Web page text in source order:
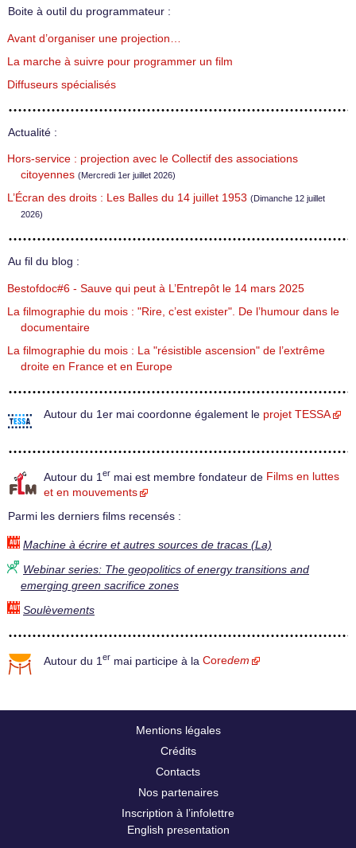
Boite à outil du programmateur :
Avant d’organiser une projection…
La marche à suivre pour programmer un film
Diffuseurs spécialisés
Actualité :
Hors-service : projection avec le Collectif des associations
citoyennes (Mercredi 1er juillet 2026)
L’Écran des droits : Les Balles du 14 juillet 1953 (Dimanche 12 juillet
2026)
Au fil du blog :
Bestofdoc#6 - Sauve qui peut à L’Entrepôt le 14 mars 2025
La filmographie du mois : "Rire, c’est exister". De l’humour dans le
documentaire
La filmographie du mois : La "résistible ascension" de l’extrême
droite en France et en Europe
Autour du 1er mai coordonne également le projet TESSA
Autour du 1 er mai est membre fondateur de Films en luttes
et en mouvements
Parmi les derniers films recensés :
Machine à écrire et autres sources de tracas (La)
Webinar series: The geopolitics of energy transitions and
emerging green sacrifice zones
Soulèvements
Autour du 1 er mai participe à la Coredem
Mentions légales
Crédits
Contacts
Nos partenaires
Inscription à l’infolettre
English presentation